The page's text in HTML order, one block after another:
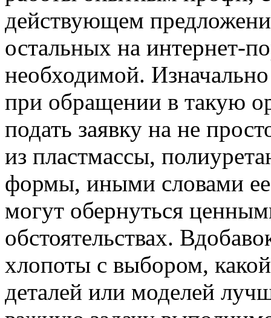
действующем
остальных на интернет-
необходимой.
при обращении в такую
подать заявку на не
из пластмассы,
формы, иными словами ее
могут обернуться
обстоятельствах.
хлопоты с выбором,
деталей или моделей